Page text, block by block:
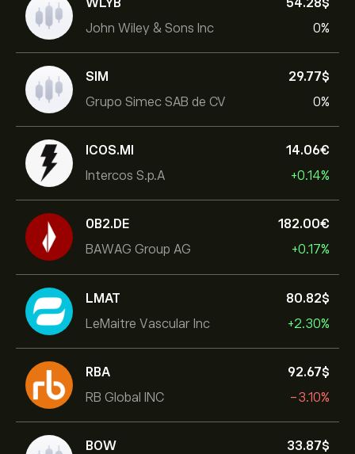
John Wiley & Sons Inc
0%
SIM
Grupo Simec SAB de CV
29.77‎$‎
0%
ICOS.MI
Intercos S.p.A
14.06‎€‎
+0.14%
0B2.DE
BAWAG Group AG
182.00‎€‎
+0.17%
LMAT
LeMaitre Vascular Inc
80.82‎$‎
+2.30%
RBA
RB Global INC
92.67‎$‎
-3.10%
BOW
33.87‎$‎